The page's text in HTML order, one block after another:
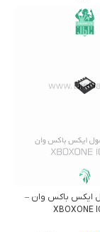
ایکس باکس وان –
XBOXONE